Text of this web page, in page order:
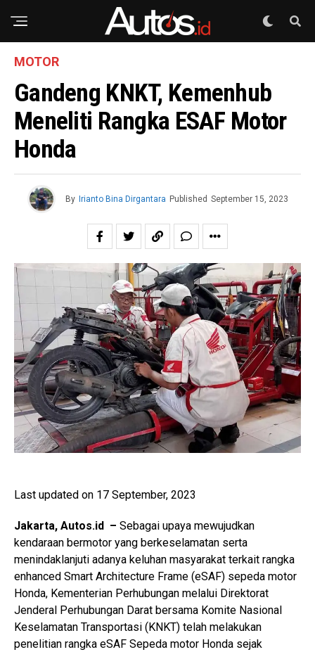
MOTOR
Gandeng KNKT, Kemenhub
Meneliti Rangka ESAF Motor
Honda
By Irianto Bina Dirgantara Published September 15, 2023
Last updated on 17 September, 2023
Jakarta, Autos.id – Sebagai upaya mewujudkan
kendaraan bermotor yang berkeselamatan serta
menindaklanjuti adanya keluhan masyarakat terkait rangka
enhanced Smart Architecture Frame (eSAF) sepeda motor
Honda, Kementerian Perhubungan melalui Direktorat
Jenderal Perhubungan Darat bersama Komite Nasional
Keselamatan Transportasi (KNKT) telah melakukan
penelitian rangka eSAF Sepeda motor Honda sejak